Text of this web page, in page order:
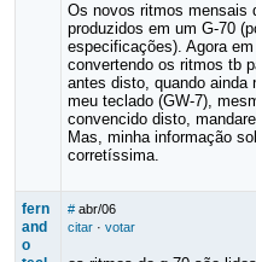
Os novos ritmos mensais
produzidos em um G-70
especificações). Agora
convertendo os ritmos tb
antes disto, quando ainda
meu teclado (GW-7),
convencido disto,
Mas, minha informação
corretíssima.
fern
and
o
# abr/06
citar· votar